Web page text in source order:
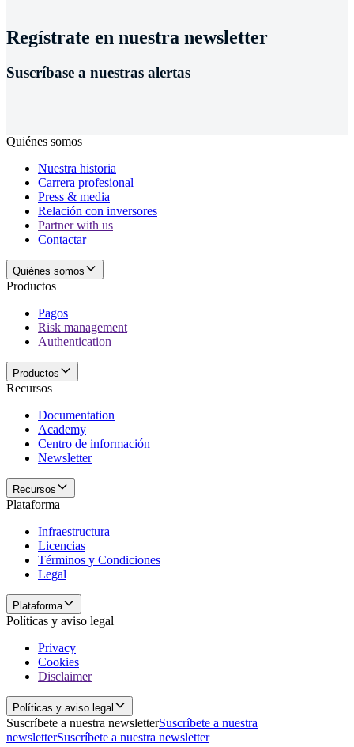
Regístrate en nuestra newsletter
Suscríbase a nuestras alertas
Quiénes somos
Nuestra historia
Carrera profesional
Press & media
Relación con inversores
Partner with us
Contactar
Quiénes somos
Productos
Pagos
Risk management
Authentication
Productos
Recursos
Documentation
Academy
Centro de información
Newsletter
Recursos
Plataforma
Infraestructura
Licencias
Términos y Condiciones
Legal
Plataforma
Políticas y aviso legal
Privacy
Cookies
Disclaimer
Políticas y aviso legal
Suscríbete a nuestra newsletterSuscríbete a nuestra
newsletterSuscríbete a nuestra newsletter